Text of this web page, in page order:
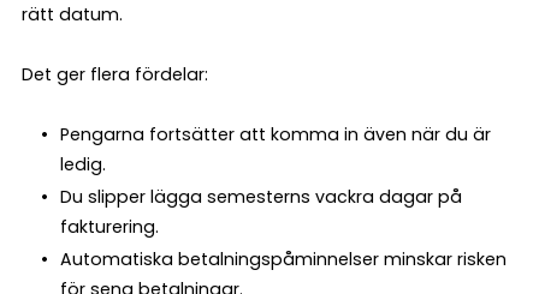
rätt datum.
Det ger flera fördelar:
Pengarna fortsätter att komma in även när du är
ledig.
Du slipper lägga semesterns vackra dagar på
fakturering.
Automatiska betalningspåminnelser minskar risken
för sena betalningar.